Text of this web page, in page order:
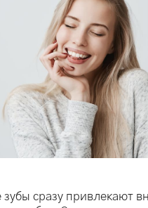
зубы сразу привлекают